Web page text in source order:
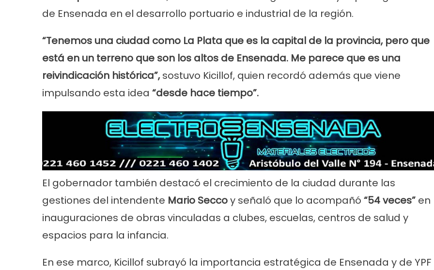
de Ensenada en el desarrollo portuario e industrial de la región.
“Tenemos una ciudad como La Plata que es la capital de la provincia, pero que
está en un terreno que son los altos de Ensenada. Me parece que es una
reivindicación histórica”, sostuvo Kicillof, quien recordó además que viene
impulsando esta idea “desde hace tiempo”.
El gobernador también destacó el crecimiento de la ciudad durante las
gestiones del intendente Mario Seccoy señaló que lo acompañó “54 veces” en
inauguraciones de obras vinculadas a clubes, escuelas, centros de salud y
espacios para la infancia.
En ese marco, Kicillof subrayó la importancia estratégica de Ensenada y de YPF